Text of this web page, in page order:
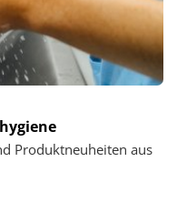
Produktneuheiten aus